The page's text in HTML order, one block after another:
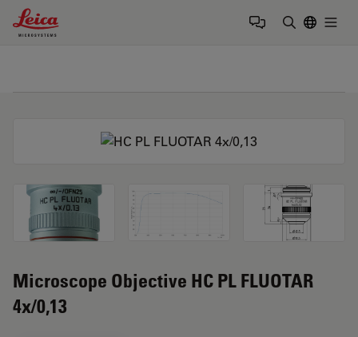
Leica Microsystems Logo
Microscope Objective HC PL FLUOTAR
4x/0,13